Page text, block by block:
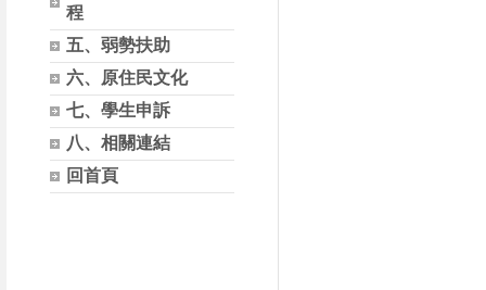
程
五、弱勢扶助
六、原住民文化
七、學生申訴
八、相關連結
回首頁